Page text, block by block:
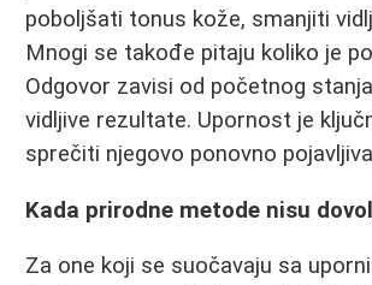
poboljšati tonus kože, smanjiti
Mnogi se takođe pitaju koliko je
Odgovor zavisi od početnog
vidljive rezultate. Upornost je
sprečiti njegovo ponovno
Kada prirodne metode nisu
Za one koji se suočavaju sa